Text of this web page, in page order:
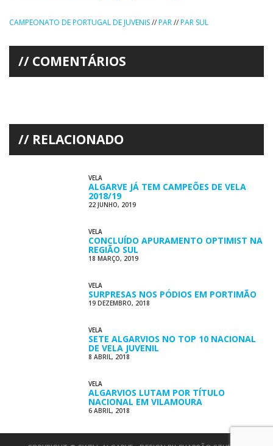
CAMPEONATO DE PORTUGAL DE JUVENIS//PAR//PAR SUL
COMENTÁRIOS
RELACIONADO
VELA
ALGARVE JÁ TEM CAMPEÕES DE VELA
2018/19
22 JUNHO, 2019
VELA
CONCLUÍDO APURAMENTO OPTIMIST NA
REGIÃO SUL
18 MARÇO, 2019
VELA
SURPRESAS NOS PÓDIOS EM PORTIMÃO
19 DEZEMBRO, 2018
VELA
SETE ALGARVIOS NO TOP 10 NACIONAL
DE VELA JUVENIL
8 ABRIL, 2018
VELA
ALGARVIOS LUTAM POR TÍTULO
NACIONAL EM VILAMOURA
6 ABRIL, 2018